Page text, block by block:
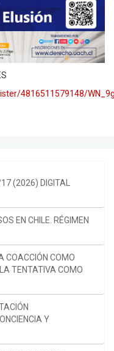
4816511579148/
(2026) DIGITAL
EN CHILE. RÉGIMEN
COACCIÓN COMO
TENTATIVA COMO
Y